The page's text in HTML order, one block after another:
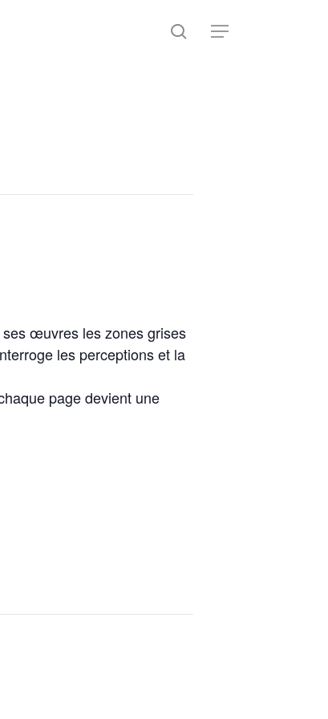
search
Menu
œuvres les zones grises
les perceptions et la
page devient une